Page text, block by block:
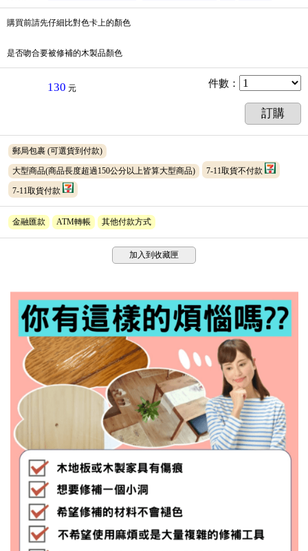
購買前請先仔細比對色卡上的顏色
是否吻合要被修補的木製品顏色
130 元 件數 ：
訂購
郵局包裹 (可選貨到付款)
大型商品(商品長度超過150公分以上皆算大型商品) 7-11取貨不付款
7-11取貨付款
金融匯款 ATM轉帳 其他付款方式
加入到收藏匣